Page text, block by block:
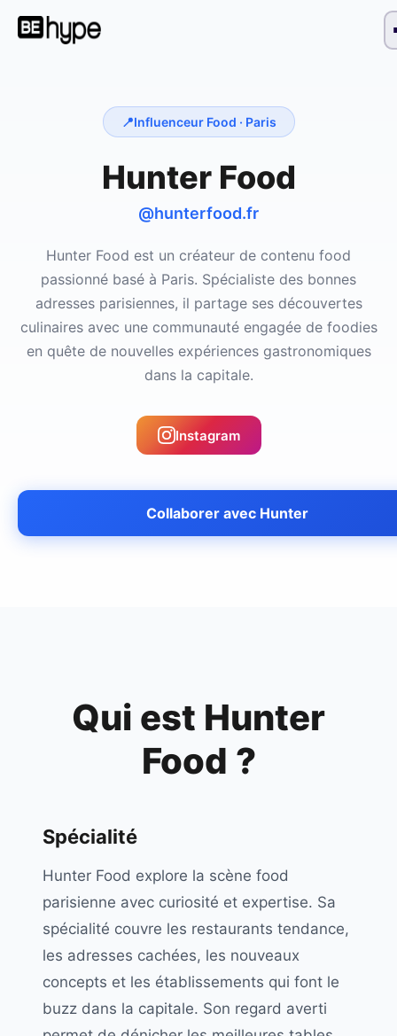
📍Influenceur Food · Paris
Hunter Food
@hunterfood.fr
Hunter Food est un créateur de contenu food
passionné basé à Paris. Spécialiste des bonnes
adresses parisiennes, il partage ses découvertes
culinaires avec une communauté engagée de foodies
en quête de nouvelles expériences gastronomiques
dans la capitale.
Instagram
Collaborer avec Hunter
Qui est Hunter
Food ?
Spécialité
Hunter Food explore la scène food
parisienne avec curiosité et expertise. Sa
spécialité couvre les restaurants tendance,
les adresses cachées, les nouveaux
concepts et les établissements qui font le
buzz dans la capitale. Son regard averti